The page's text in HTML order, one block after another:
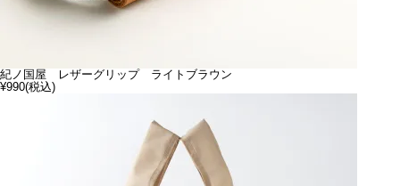
紀ノ国屋 レザーグリップ ライトブラウン
¥990(税込)